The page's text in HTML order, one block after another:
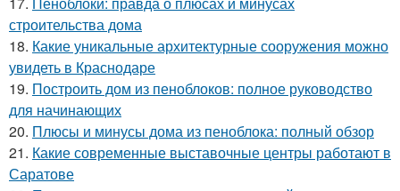
строительства дома
18. Какие уникальные архитектурные сооружения можно
увидеть в Краснодаре
19. Построить дом из пеноблоков: полное руководство
для начинающих
20. Плюсы и минусы дома из пеноблока: полный обзор
21. Какие современные выставочные центры работают в
Саратове